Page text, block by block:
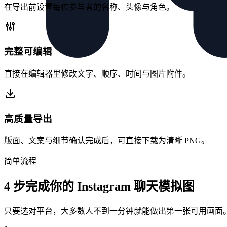
在导出前设置每位参与者的名称、头像与角色。
完整可编辑
直接在编辑器里修改文字、顺序、时间与图片附件。
高质量导出
版面、文案与细节确认完成后，可直接下载为清晰 PNG。
简单流程
4 步完成你的 Instagram 聊天模拟图
只要选对平台，大多数人不到一分钟就能做出第一张可用画面